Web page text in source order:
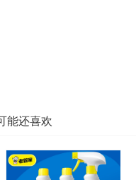
能还喜欢